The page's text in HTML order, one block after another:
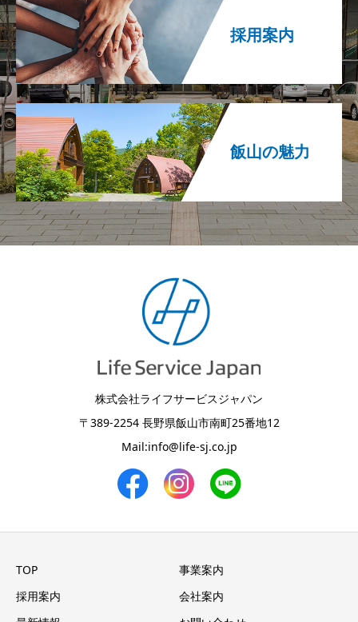
採用案内
飯山の魅力
株式会社ライフサービスジャパン
〒389-2254 長野県飯山市南町25番地12
Mail:info@life-sj.co.jp
TOP
事業案内
採用案内
会社案内